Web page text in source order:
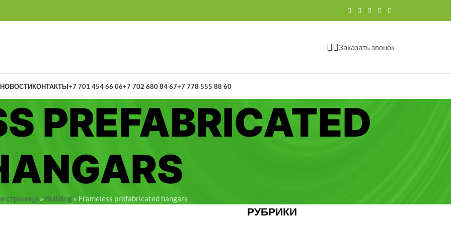
Заказать звонок
НОВОСТИКОНТАКТЫ+7 701 454 66 06+7 702 680 84 67+7 778 555 88 60
PREFABRICATED
страница » Building » Frameless prefabricated hangars
РУБРИКИ